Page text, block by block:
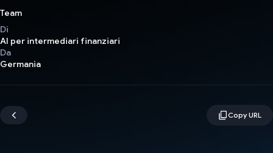
Team
Di
AI per intermediari finanziari
Da
Germania